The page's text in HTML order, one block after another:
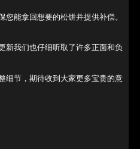
能拿回想要的松饼并提供补偿。
新我们也仔细听取了许多正面和负
细节，期待收到大家更多宝贵的意